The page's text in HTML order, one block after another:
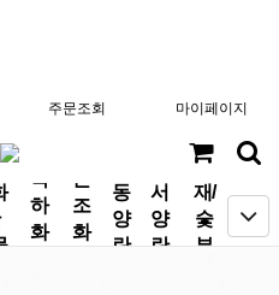
주문조회 마이페이지
축
하
화
근
조
화
동
양
란
서
양
란
분
재/
숯
부